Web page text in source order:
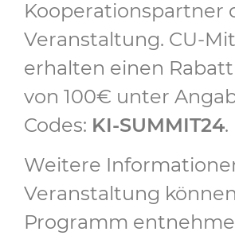
Kooperationspartner
Veranstaltung. CU-
erhalten einen
von 100€ unter
Codes: KI-SUMMIT24.
Weitere
Veranstaltung
Programm